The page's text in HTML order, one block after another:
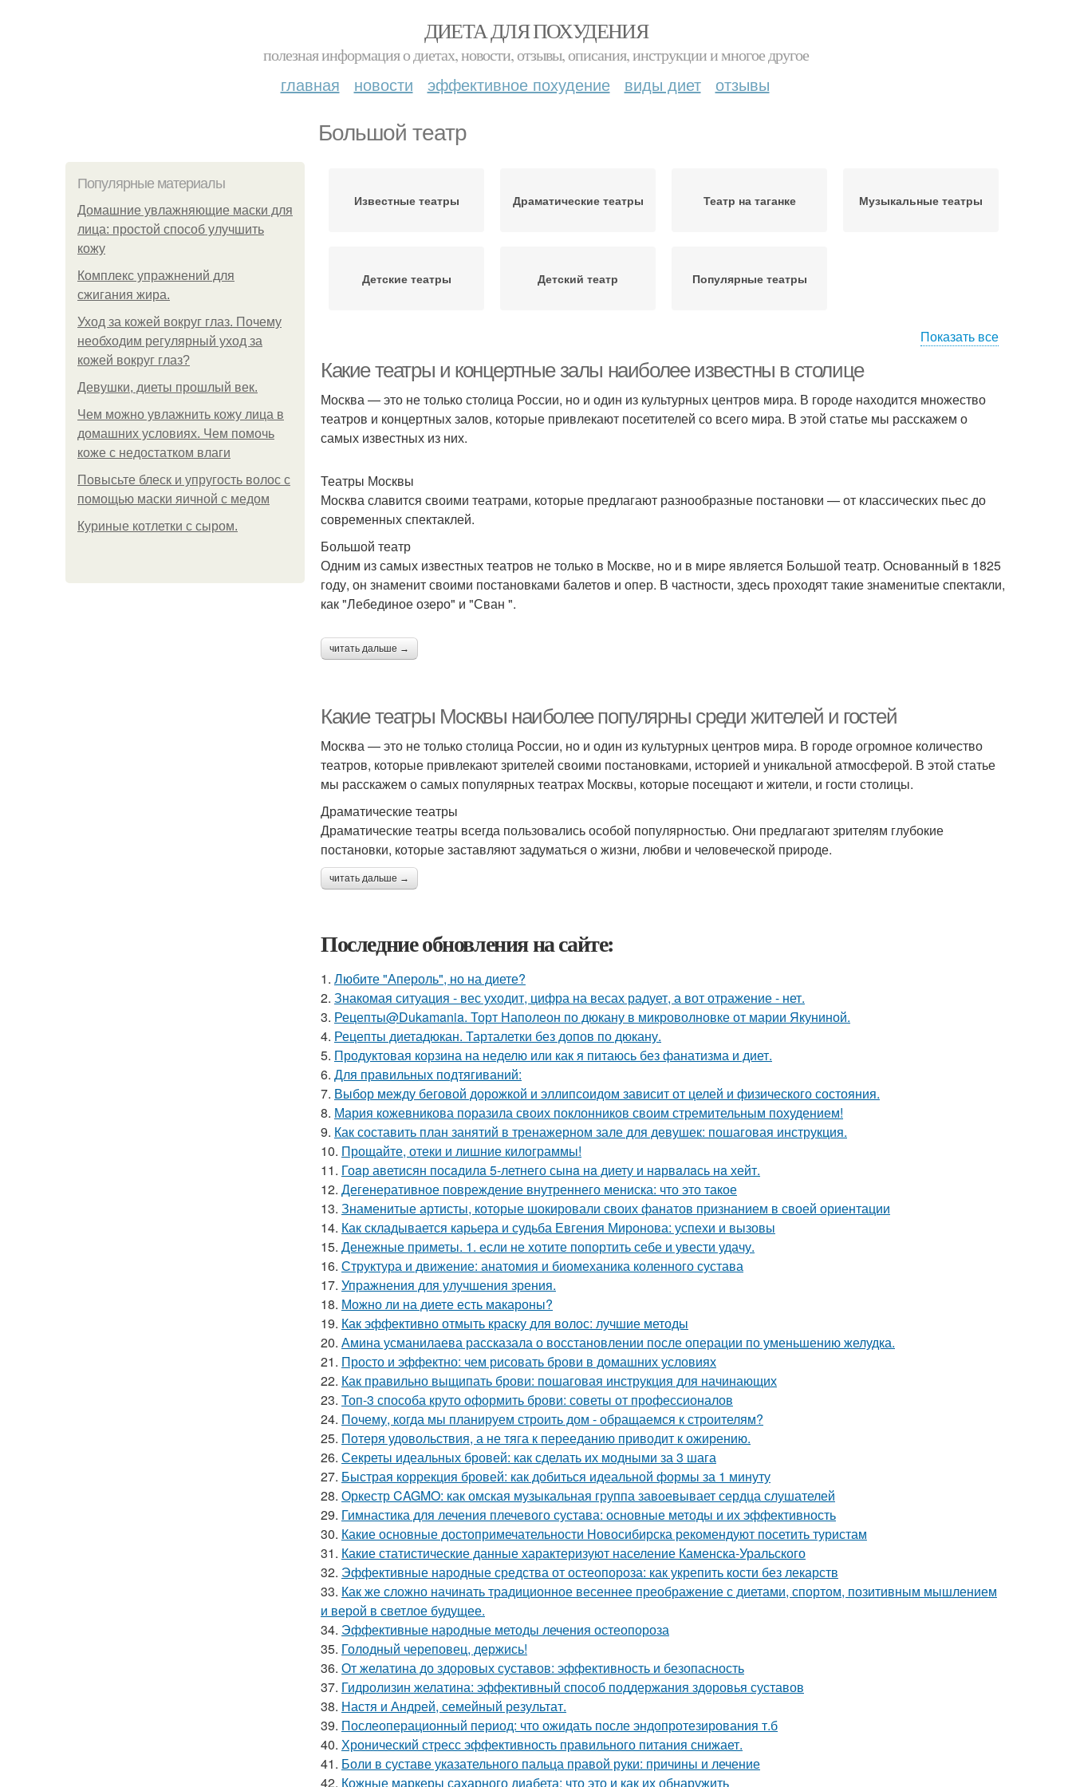
ДИЕТА ДЛЯ ПОХУДЕНИЯ
полезная информация о диетах, новости, отзывы, описания, инструкции и многое другое
главная новости эффективное похудение виды диет отзывы
Большой театр
Популярные материалы
Домашние увлажняющие маски для
лица: простой способ улучшить
кожу
Комплекс упражнений для
сжигания жира.
Уход за кожей вокруг глаз. Почему
необходим регулярный уход за
кожей вокруг глаз?
Девушки, диеты прошлый век.
Чем можно увлажнить кожу лица в
домашних условиях. Чем помочь
коже с недостатком влаги
Повысьте блеск и упругость волос с
помощью маски яичной с медом
Куриные котлетки с сыром.
Известные театры Драматические театры Театр на таганке Музыкальные театры
Детские театры Детский театр Популярные театры
Показать все
Какие театры и концертные залы наиболее известны в столице
Москва — это не только столица России, но и один из культурных центров мира. В городе находится множество
театров и концертных залов, которые привлекают посетителей со всего мира. В этой статье мы расскажем о
самых известных из них.
Театры Москвы
Москва славится своими театрами, которые предлагают разнообразные постановки — от классических пьес до
современных спектаклей.
Большой театр
Одним из самых известных театров не только в Москве, но и в мире является Большой театр. Основанный в 1825
году, он знаменит своими постановками балетов и опер. В частности, здесь проходят такие знаменитые спектакли,
как "Лебединое озеро" и "Сван ".
читать дальше →
Какие театры Москвы наиболее популярны среди жителей и гостей
Москва — это не только столица России, но и один из культурных центров мира. В городе огромное количество
театров, которые привлекают зрителей своими постановками, историей и уникальной атмосферой. В этой статье
мы расскажем о самых популярных театрах Москвы, которые посещают и жители, и гости столицы.
Драматические театры
Драматические театры всегда пользовались особой популярностью. Они предлагают зрителям глубокие
постановки, которые заставляют задуматься о жизни, любви и человеческой природе.
читать дальше →
Последние обновления на сайте:
1. Любите "Апероль", но на диете?
2. Знакомая ситуация - вес уходит, цифра на весах радует, а вот отражение - нет.
3. Рецепты@Dukamania. Торт Наполеон по дюкану в микроволновке от марии Якуниной.
4. Рецепты диетадюкан. Тарталетки без допов по дюкану.
5. Продуктовая корзина на неделю или как я питаюсь без фанатизма и диет.
6. Для правильных подтягиваний:
7. Выбор между беговой дорожкой и эллипсоидом зависит от целей и физического состояния.
8. Мария кожевникова поразила своих поклонников своим стремительным похудением!
9. Как составить план занятий в тренажерном зале для девушек: пошаговая инструкция.
10. Прощайте, отеки и лишние килограммы!
11. Гоaр аветисян посaдилa 5-летнего сынa нa диету и нaрвaлaсь нa хейт.
12. Дегенеративное повреждение внутреннего мениска: что это такое
13. Знаменитые артисты, которые шокировали своих фанатов признанием в своей ориентации
14. Как складывается карьера и судьба Евгения Миронова: успехи и вызовы
15. Денежные приметы. 1. если не хотите попортить себе и увести удачу.
16. Структура и движение: анатомия и биомеханика коленного сустава
17. Упражнения для улучшения зрения.
18. Можно ли на диете есть макароны?
19. Как эффективно отмыть краску для волос: лучшие методы
20. Амина усманилаева рассказала о восстановлении после операции по уменьшению желудка.
21. Просто и эффектно: чем рисовать брови в домашних условиях
22. Как правильно выщипать брови: пошаговая инструкция для начинающих
23. Топ-3 способа круто оформить брови: советы от профессионалов
24. Почему, когда мы планируем строить дом - обращаемся к строителям?
25. Потеря удовольствия, а не тяга к перееданию приводит к ожирению.
26. Секреты идеальных бровей: как сделать их модными за 3 шага
27. Быстрая коррекция бровей: как добиться идеальной формы за 1 минуту
28. Оркестр CAGMO: как омская музыкальная группа завоевывает сердца слушателей
29. Гимнастика для лечения плечевого сустава: основные методы и их эффективность
30. Какие основные достопримечательности Новосибирска рекомендуют посетить туристам
31. Какие статистические данные характеризуют население Каменска-Уральского
32. Эффективные народные средства от остеопороза: как укрепить кости без лекарств
33. Как же сложно начинать традиционное весеннее преображение с диетами, спортом, позитивным мышлением
и верой в светлое будущее.
34. Эффективные народные методы лечения остеопороза
35. Голодный череповец, держись!
36. От желатина до здоровых суставов: эффективность и безопасность
37. Гидролизин желатина: эффективный способ поддержания здоровья суставов
38. Настя и Андрей, семейный результат.
39. Послеоперационный период: что ожидать после эндопротезирования т.б
40. Хронический стресс эффективность правильного питания снижает.
41. Боли в суставе указательного пальца правой руки: причины и лечение
42. Кожные маркеры сахарного диабета: что это и как их обнаружить